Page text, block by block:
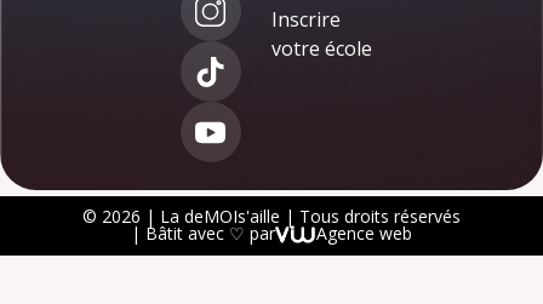
Inscrire
votre école
© 2026 | La deMOIs'aille | Tous droits réservés
| Bâtit avec ♡ par Agence web